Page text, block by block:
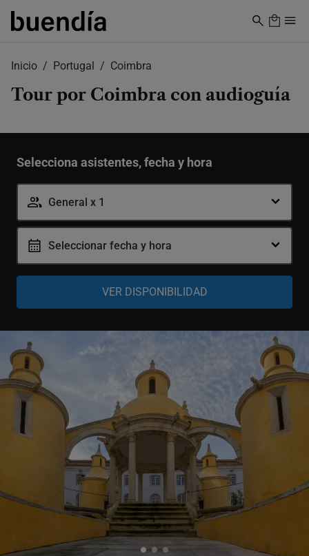
Skip
Inicio Portugal Coimbra
Tour por Coimbra con audioguía
Selecciona asistentes, fecha y hora
General x 1
General
Seleccionar fecha y hora